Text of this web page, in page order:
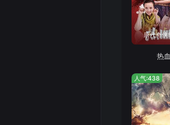
唐代奇侠
热
人气:438